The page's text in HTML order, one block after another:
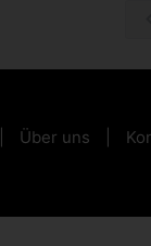
Über uns